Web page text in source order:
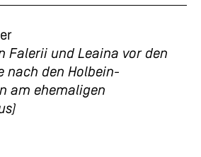
Falerii und Leaina vor den
nach den Holbein-
am ehemaligen